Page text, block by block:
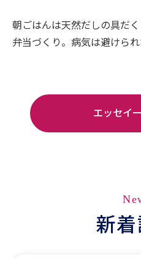
朝ごはんは天然だしの具だ
弁当づくり。病気は避けら
エッセイ
新